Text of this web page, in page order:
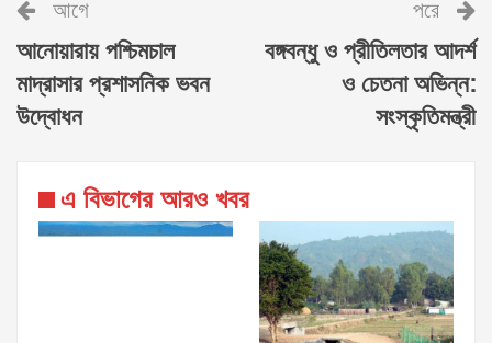
আগে
আনোয়ারায় পশ্চিমচাল
মাদ্রাসার প্রশাসনিক ভবন
উদ্বোধন
পরে
বঙ্গবন্ধু ও প্রীতিলতার আদর্শ
ও চেতনা অভিন্ন:
সংস্কৃতিমন্ত্রী
এ বিভাগের আরও খবর